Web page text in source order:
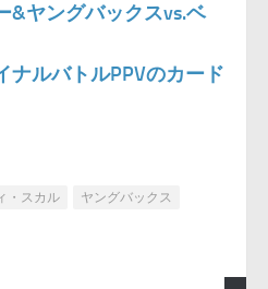
&ヤングバックスvs.ベ
ナルバトルPPVのカード
・スカル ヤングバックス